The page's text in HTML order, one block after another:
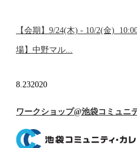
【会期】9/24(木) - 10/2(金)
場】中野マル...
8.232020
ワークショップ@池袋コミュニ